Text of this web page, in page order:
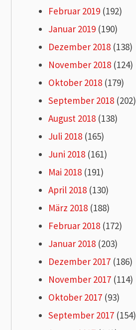
Februar 2019 (192)
Januar 2019 (190)
Dezember 2018 (138)
November 2018 (124)
Oktober 2018 (179)
September 2018 (202)
August 2018 (138)
Juli 2018 (165)
Juni 2018 (161)
Mai 2018 (191)
April 2018 (130)
März 2018 (188)
Februar 2018 (172)
Januar 2018 (203)
Dezember 2017 (186)
November 2017 (114)
Oktober 2017 (93)
September 2017 (154)